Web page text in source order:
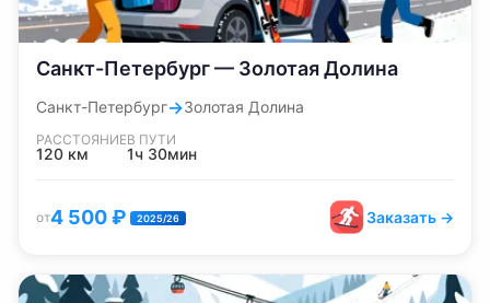
Санкт-Петербург — Золотая Долина
Санкт-Петербург→Золотая Долина
РАССТОЯНИЕ
120 км
В ПУТИ
1ч 30мин
от4 500₽ 2025/26 Заказать →